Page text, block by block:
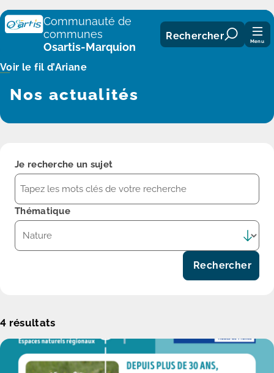
Panneau de gestion des cookies
Communauté de
communes
Osartis-Marquion
Rechercher Menu
Voir le fil d’Ariane
Nos actualités
Je recherche un sujet
Thématique
Rechercher
4 résultats